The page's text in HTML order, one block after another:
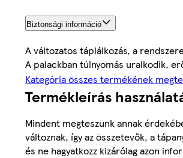
Biztonsági információ
A változatos táplálkozás, a
A palackban túlnyomás uralkodik,
Kategória összes termékének
Termékleírás
Mindent megteszünk annak
változnak, így az összetevők, a
és ne hagyatkozz kizárólag azon